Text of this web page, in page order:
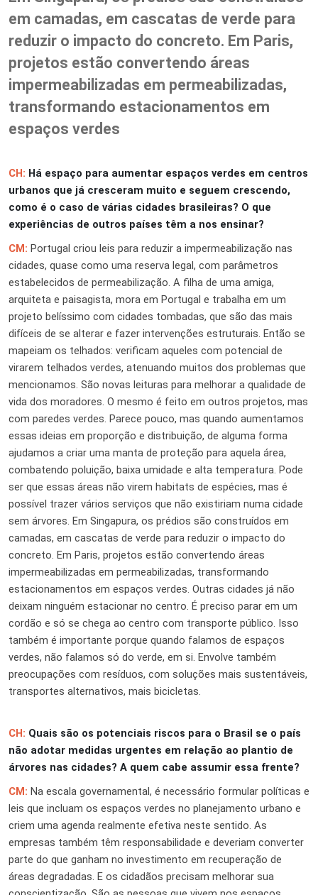
em camadas, em cascatas de verde para
reduzir o impacto do concreto. Em Paris,
projetos estão convertendo áreas
impermeabilizadas em permeabilizadas,
transformando estacionamentos em
espaços verdes
CH: Há espaço para aumentar espaços verdes em centros
urbanos que já cresceram muito e seguem crescendo,
como é o caso de várias cidades brasileiras? O que
experiências de outros países têm a nos ensinar?
CM: Portugal criou leis para reduzir a impermeabilização nas
cidades, quase como uma reserva legal, com parâmetros
estabelecidos de permeabilização. A filha de uma amiga,
arquiteta e paisagista, mora em Portugal e trabalha em um
projeto belíssimo com cidades tombadas, que são das mais
difíceis de se alterar e fazer intervenções estruturais. Então se
mapeiam os telhados: verificam aqueles com potencial de
virarem telhados verdes, atenuando muitos dos problemas que
mencionamos. São novas leituras para melhorar a qualidade de
vida dos moradores. O mesmo é feito em outros projetos, mas
com paredes verdes. Parece pouco, mas quando aumentamos
essas ideias em proporção e distribuição, de alguma forma
ajudamos a criar uma manta de proteção para aquela área,
combatendo poluição, baixa umidade e alta temperatura. Pode
ser que essas áreas não virem habitats de espécies, mas é
possível trazer vários serviços que não existiriam numa cidade
sem árvores. Em Singapura, os prédios são construídos em
camadas, em cascatas de verde para reduzir o impacto do
concreto. Em Paris, projetos estão convertendo áreas
impermeabilizadas em permeabilizadas, transformando
estacionamentos em espaços verdes. Outras cidades já não
deixam ninguém estacionar no centro. É preciso parar em um
cordão e só se chega ao centro com transporte público. Isso
também é importante porque quando falamos de espaços
verdes, não falamos só do verde, em si. Envolve também
preocupações com resíduos, com soluções mais sustentáveis,
transportes alternativos, mais bicicletas.
CH: Quais são os potenciais riscos para o Brasil se o país
não adotar medidas urgentes em relação ao plantio de
árvores nas cidades? A quem cabe assumir essa frente?
CM: Na escala governamental, é necessário formular políticas e
leis que incluam os espaços verdes no planejamento urbano e
criem uma agenda realmente efetiva neste sentido. As
empresas também têm responsabilidade e deveriam converter
parte do que ganham no investimento em recuperação de
áreas degradadas. E os cidadãos precisam melhorar sua